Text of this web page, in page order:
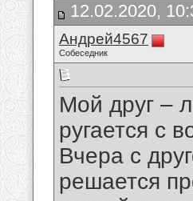
12.02.2020,
Андрей4567
Собеседник
Мой друг –
ругается с
Вчера с
решается